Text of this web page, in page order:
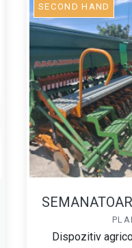
Dispozitiv
SECOND HAND